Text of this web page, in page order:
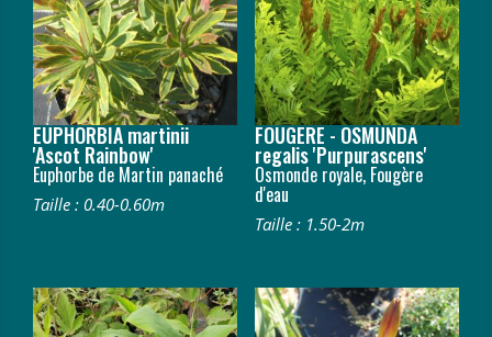
EUPHORBIA martinii
'Ascot Rainbow'
Euphorbe de Martin panaché
Taille : 0.40-0.60m
FOUGERE - OSMUNDA
regalis 'Purpurascens'
Osmonde royale, Fougère
d'eau
Taille : 1.50-2m